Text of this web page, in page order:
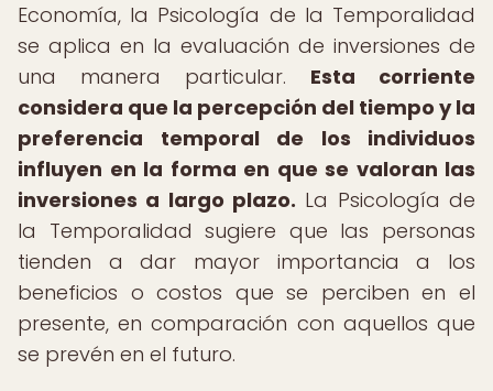
Economía, la Psicología de la Temporalidad
se aplica en la evaluación de inversiones de
una manera particular. Esta corriente
considera que la percepción del tiempo y la
preferencia temporal de los individuos
influyen en la forma en que se valoran las
inversiones a largo plazo. La Psicología de
la Temporalidad sugiere que las personas
tienden a dar mayor importancia a los
beneficios o costos que se perciben en el
presente, en comparación con aquellos que
se prevén en el futuro.